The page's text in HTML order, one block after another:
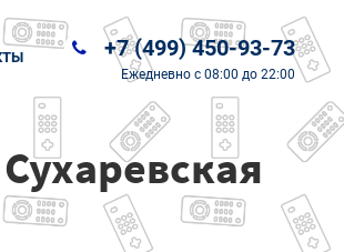
+7 (499) 450-93-73
Ежедневно с 08:00 до 22:00